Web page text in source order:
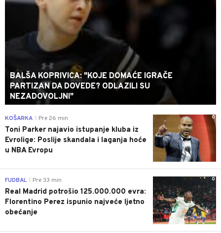
BALŠA KOPRIVICA: "KOJE DOMAĆE IGRAČE
PARTIZAN DA DOVEDE? ODLAZILI SU
NEZADOVOLJNI"
0
KOŠARKA Pre 26 min
Toni Parker najavio istupanje kluba iz
Evrolige: Poslije skandala i laganja hoće
u NBA Evropu
0
FUDBAL Pre 33 min
Real Madrid potrošio 125.000.000 evra:
Florentino Perez ispunio najveće ljetno
obećanje